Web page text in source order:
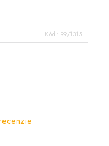
Kód: 99/1315